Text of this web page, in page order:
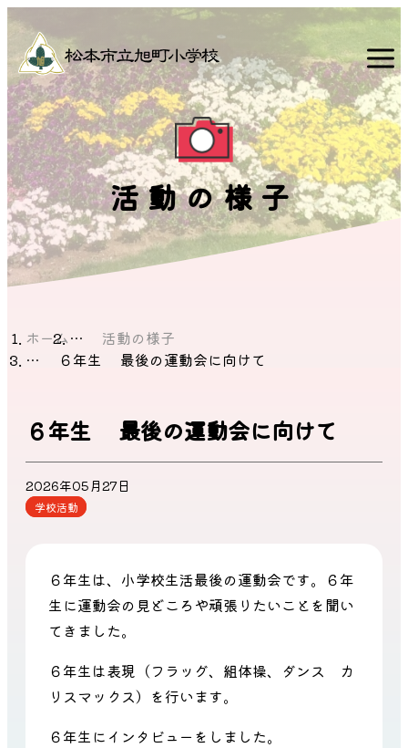
活動の様子
ホーム
活動の様子
６年生 最後の運動会に向けて
６年生 最後の運動会に向けて
学校活動
2026年05月27日
６年生は、小学校生活最後の運動会です。６年
生に運動会の見どころや頑張りたいことを聞い
てきました。
６年生は表現（フラッグ、組体操、ダンス カ
リスマックス）を行います。
６年生にインタビューをしました。